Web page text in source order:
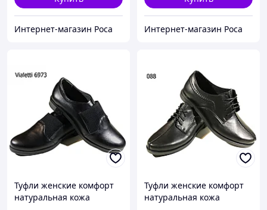
Интернет-магазин Роса Интернет-магазин Роса
Туфли женские комфорт
натуральная кожа
Туфли женские комфорт
натуральная кожа